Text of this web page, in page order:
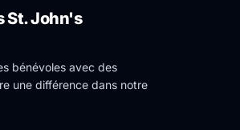
St. John's
bénévoles avec des
une différence dans notre